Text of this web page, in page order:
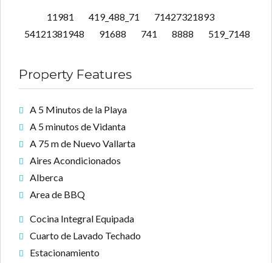
11981 419_488_71 71427321893
54121381948 91688 741 8888 519_7148
Property Features
A 5 Minutos de la Playa
A 5 minutos de Vidanta
A 75 m de Nuevo Vallarta
Aires Acondicionados
Alberca
Area de BBQ
Cocina Integral Equipada
Cuarto de Lavado Techado
Estacionamiento